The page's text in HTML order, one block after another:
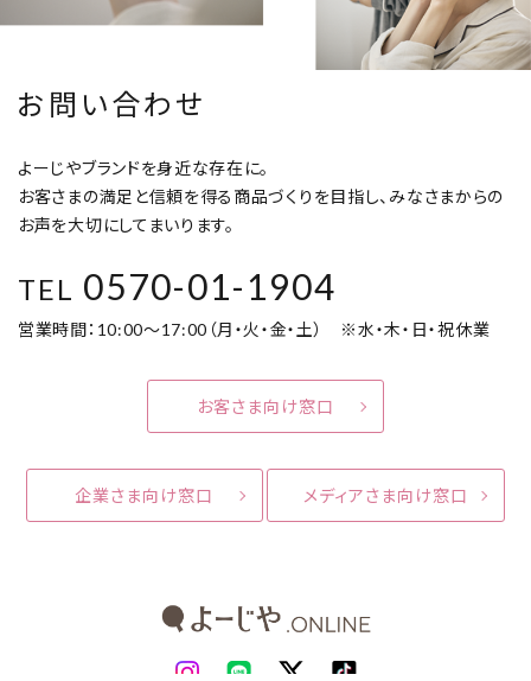
お問い合わせ
よーじやブランドを身近な存在に。
お客さまの満足と信頼を得る商品づくりを目指し、みなさまからの
お声を大切にしてまいります。
TEL 0570-01-1904
営業時間：10:00～17:00（月・火・金・土） ※水・木・日・祝休業
お客さま向け窓口
企業さま向け窓口 メディアさま向け窓口